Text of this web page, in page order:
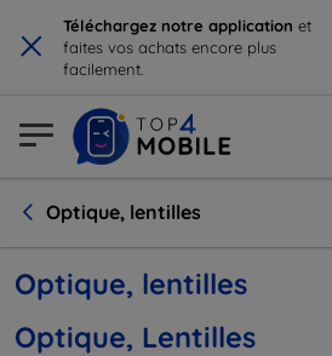
× Téléchargez notre application et
faites vos achats encore plus
facilement.
Optique, lentilles
Optique, lentilles
Optique, Lentilles